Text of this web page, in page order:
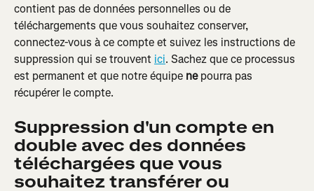
contient pas de données personnelles ou de
téléchargements que vous souhaitez conserver,
connectez-vous à ce compte et suivez les instructions de
suppression qui se trouvent ici. Sachez que ce processus
est permanent et que notre équipe ne pourra pas
récupérer le compte.
Suppression d'un compte en
double avec des données
téléchargées que vous
souhaitez transférer ou